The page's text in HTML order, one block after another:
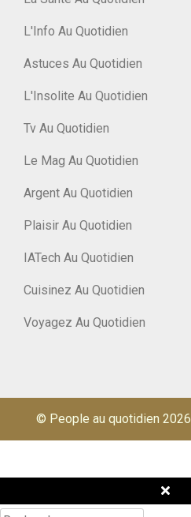
L'Info Au Quotidien
Astuces Au Quotidien
L'Insolite Au Quotidien
Tv Au Quotidien
Le Mag Au Quotidien
Argent Au Quotidien
Plaisir Au Quotidien
IATech Au Quotidien
Cuisinez Au Quotidien
Voyagez Au Quotidien
© People au quotidien 2026